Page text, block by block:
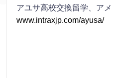
アユサ高校交換留学、ア
www.intraxjp.com/ayusa/